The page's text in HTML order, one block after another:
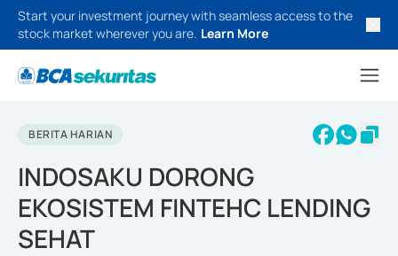
Start your investment journey with seamless access to the
stock market wherever you are. Learn More
BERITA HARIAN
INDOSAKU DORONG
EKOSISTEM FINTEHC LENDING
SEHAT